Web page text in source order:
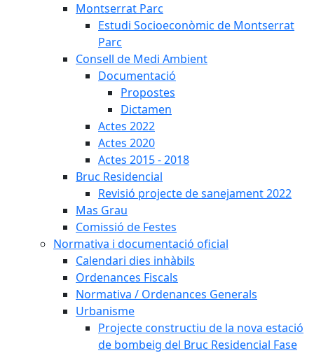
Montserrat Parc
Estudi Socioeconòmic de Montserrat
Parc
Consell de Medi Ambient
Documentació
Propostes
Dictamen
Actes 2022
Actes 2020
Actes 2015 - 2018
Bruc Residencial
Revisió projecte de sanejament 2022
Mas Grau
Comissió de Festes
Normativa i documentació oficial
Calendari dies inhàbils
Ordenances Fiscals
Normativa / Ordenances Generals
Urbanisme
Projecte constructiu de la nova estació
de bombeig del Bruc Residencial Fase